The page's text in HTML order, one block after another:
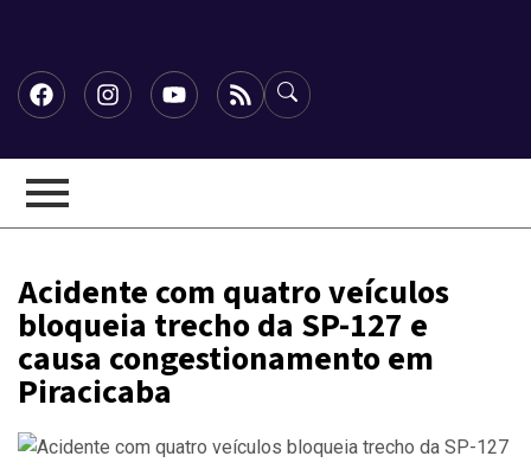
Acidente com quatro veículos
bloqueia trecho da SP-127 e
causa congestionamento em
Piracicaba